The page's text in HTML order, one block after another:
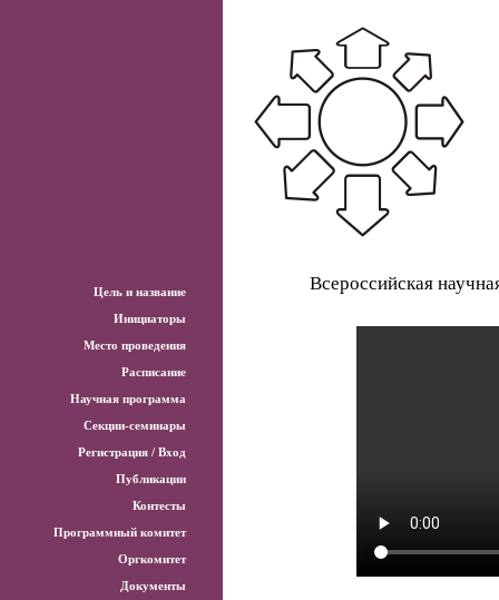
Всероссийская
Цель и название
Инициаторы
Место проведения
Расписание
Научная программа
Секции-семинары
Регистрация / Вход
Публикации
Контесты
Программный комитет
Оргкомитет
Документы